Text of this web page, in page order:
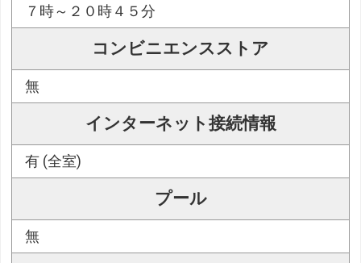
７時～２０時４５分
コンビニエンスストア
無
インターネット接続情報
有 (全室)
プール
無